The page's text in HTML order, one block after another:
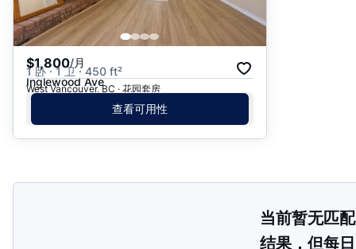
$1,800/月
1 卧 · 1 卫 · 450 ft²
Inglewood Ave
West Vancouver, BC · 花园套房
查看可用性
当前暂无匹配
结果，但每日